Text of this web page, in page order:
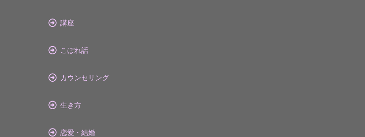
講座
こぼれ話
カウンセリング
生き方
恋愛・結婚